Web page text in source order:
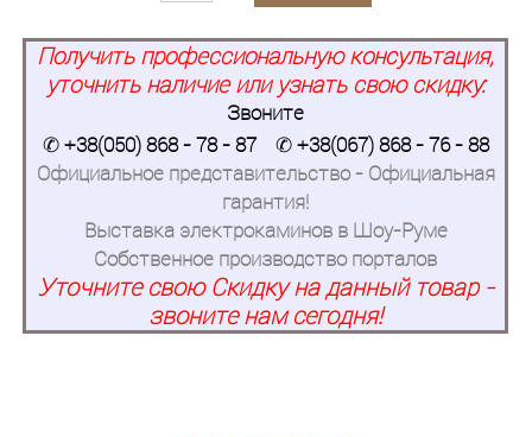
Получить профессиональную консультация,
уточнить наличие или узнать свою скидку:
Звоните
✆+38(050) 868 - 78 - 87 ✆+38(067) 868 - 76 - 88
Официальное представительство - Официальная
гарантия!
Выставка электрокаминов в Шоу-Руме
Собственное производство порталов
Уточните свою Скидку на данный товар -
звоните нам сегодня!